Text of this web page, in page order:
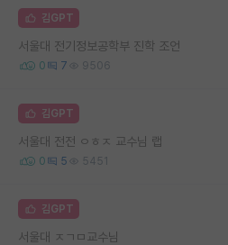
김GPT
서울대 전기정보공학부 진학 조언
0 7 9506
김GPT
서울대 전전 ㅇㅎㅈ 교수님 랩
0 5 5451
김GPT
서울대 ㅈㄱㅁ교수님